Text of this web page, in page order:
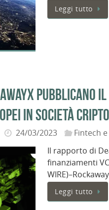
Leggi tutto
in società cripto
24/03/2023
Fintech
Il rapporto di
finanziamenti
Leggi tutto